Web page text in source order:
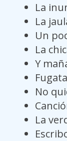
La
La
Un
La
Y
No
La